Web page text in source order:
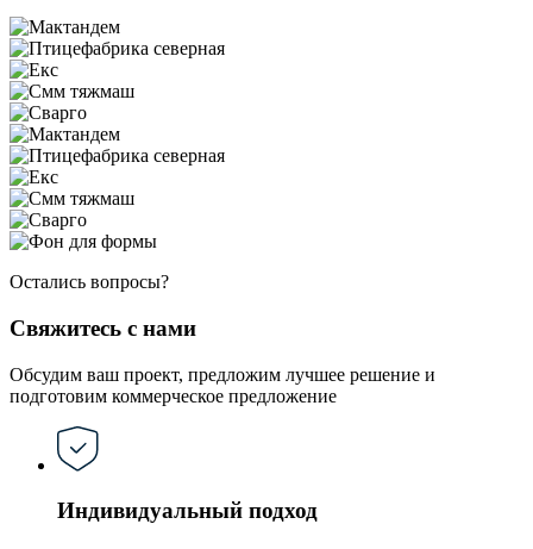
Остались вопросы?
Свяжитесь с нами
Обсудим ваш проект, предложим лучшее решение и
подготовим коммерческое предложение
Индивидуальный подход